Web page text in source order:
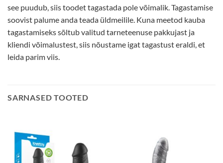
see puudub, siis toodet tagastada pole võimalik. Tagastamise
soovist palume anda teada üldmeilile. Kuna meetod kauba
tagastamiseks sõltub valitud tarneteenuse pakkujast ja
kliendi võimalustest, siis nõustame igat tagastust eraldi, et
leida parim viis.
SARNASED TOOTED